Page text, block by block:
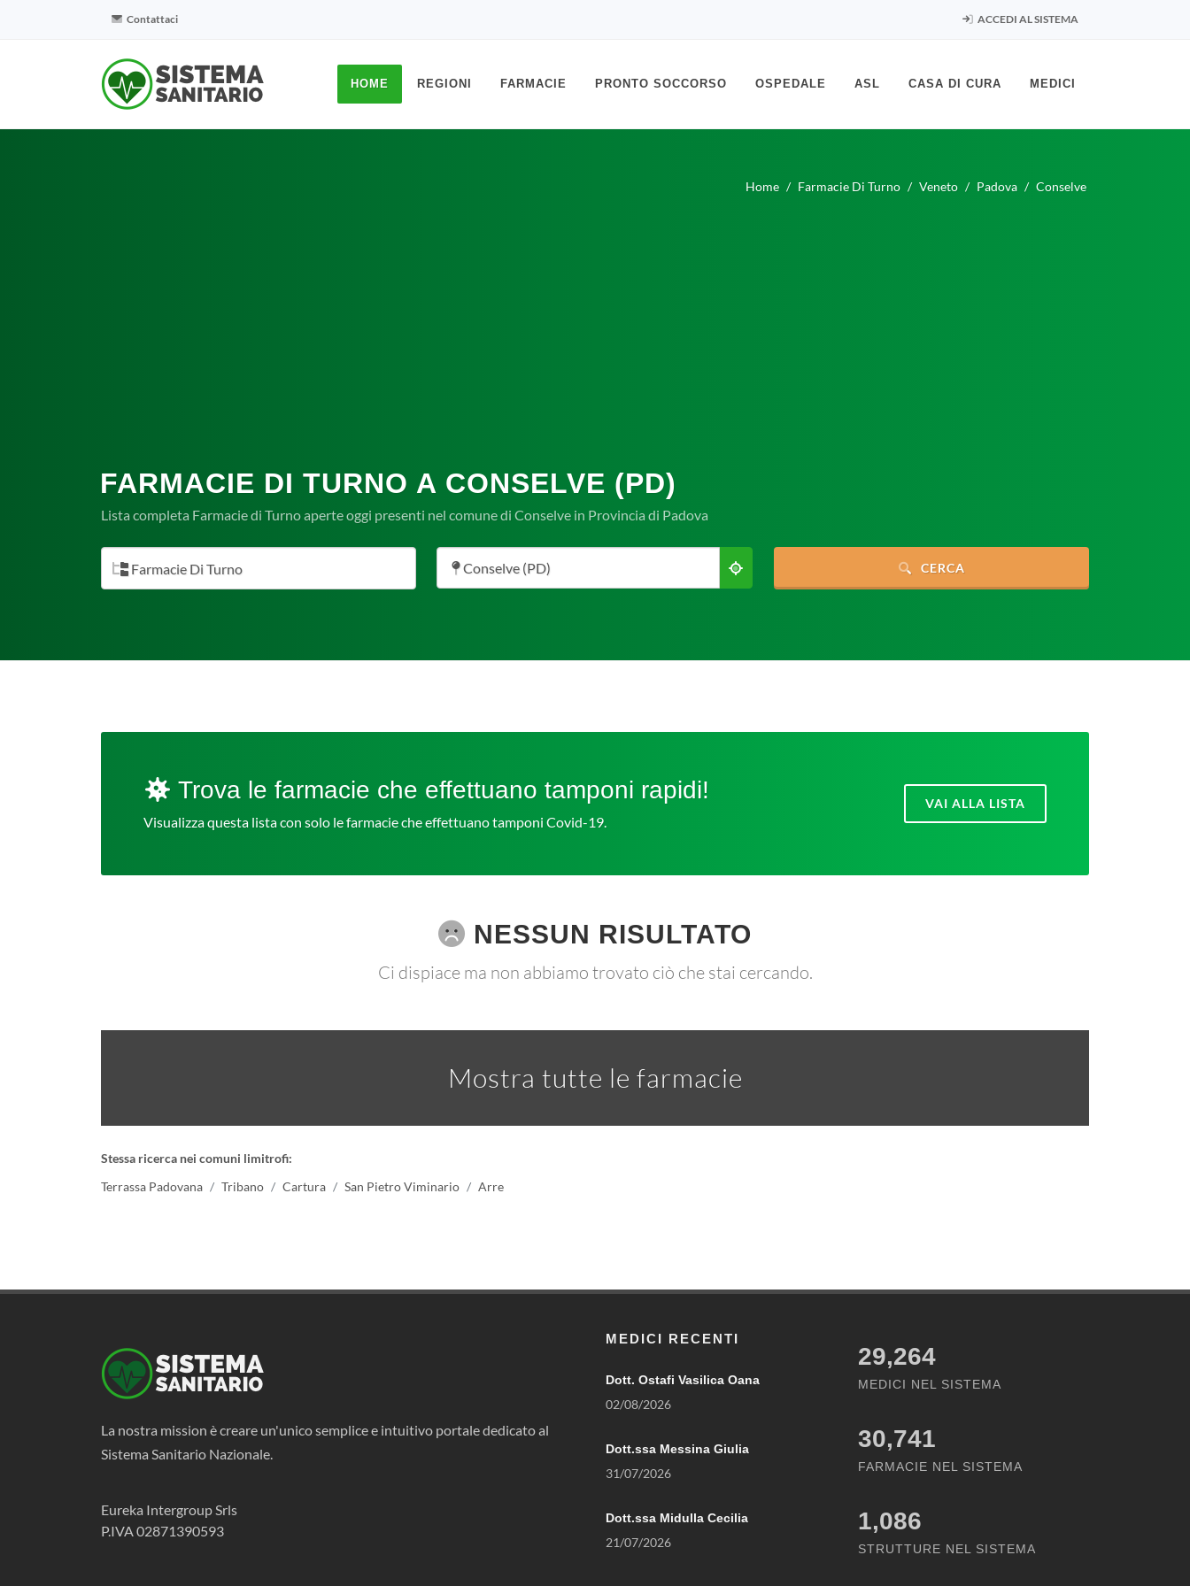
Contattaci ACCEDI AL SISTEMA
HOME REGIONI FARMACIE PRONTO SOCCORSO OSPEDALE ASL CASA DI CURA MEDICI
Home Farmacie Di Turno Veneto Padova Conselve
FARMACIE DI TURNO A CONSELVE (PD)
Lista completa Farmacie di Turno aperte oggi presenti nel comune di Conselve in Provincia di Padova
Farmacie Di Turno Conselve (PD) CERCA
Trova le farmacie che effettuano tamponi rapidi!
Visualizza questa lista con solo le farmacie che effettuano tamponi Covid-19.
VAI ALLA LISTA
NESSUN RISULTATO
Ci dispiace ma non abbiamo trovato ciò che stai cercando.
Mostra tutte le farmacie
Stessa ricerca nei comuni limitrofi:
Terrassa Padovana
Tribano Cartura San Pietro Viminario Arre
La nostra mission è creare un'unico semplice e intuitivo portale dedicato al
Sistema Sanitario Nazionale.
Eureka Intergroup Srls
P.IVA 02871390593
MEDICI RECENTI
Dott. Ostafi Vasilica Oana
02/08/2026
Dott.ssa Messina Giulia
31/07/2026
Dott.ssa Midulla Cecilia
21/07/2026
29,264
MEDICI NEL SISTEMA
30,741
FARMACIE NEL SISTEMA
1,086
STRUTTURE NEL SISTEMA